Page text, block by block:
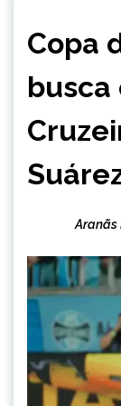
Copa
Aranãs